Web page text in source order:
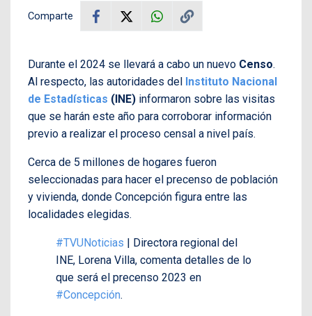
Comparte
Durante el 2024 se llevará a cabo un nuevo Censo.
Al respecto, las autoridades del
Instituto Nacional
de Estadísticas (INE) informaron sobre las visitas
que se harán este año para corroborar información
previo a realizar el proceso censal a nivel país.
Cerca de 5 millones de hogares fueron
seleccionadas para hacer el precenso de población
y vivienda, donde Concepción figura entre las
localidades elegidas.
#TVUNoticias | Directora regional del
INE, Lorena Villa, comenta detalles de lo
que será el precenso 2023 en
#Concepción.